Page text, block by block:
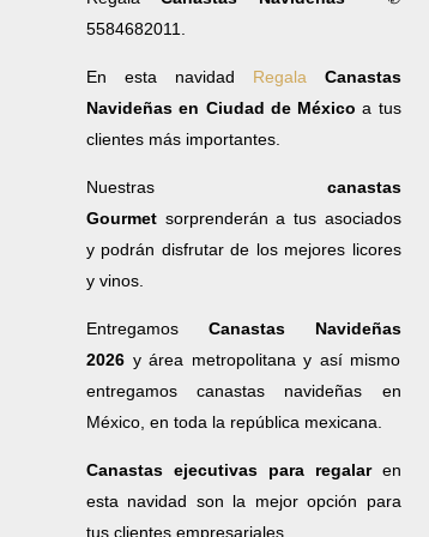
5584682011.
En esta navidad Regala Canastas
Navideñas en Ciudad de Méxicoa tus
clientes más importantes.
Nuestras canastas
Gourmet sorprenderán a tus asociados
y podrán disfrutar de los mejores licores
y vinos.
Entregamos Canastas Navideñas
2026 y área metropolitana y así mismo
entregamos canastas navideñas en
México, en toda la república mexicana.
Canastas ejecutivas para regalaren
esta navidad son la mejor opción para
tus clientes empresariales.